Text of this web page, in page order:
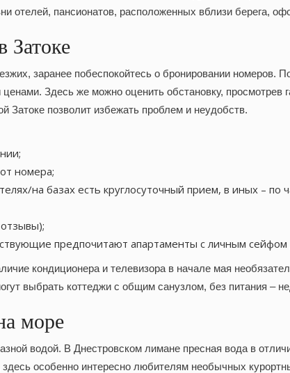
отелей, пансионатов, расположенных вблизи берега,
Затоке
заранее побеспокойтесь о бронировании номеров.
Здесь же можно оценить обстановку, просмотрев
Затоке позволит избежать проблем и неудобств.
номера;
на базах есть круглосуточный прием, в иных – по
предпочитают апартаменты с личным
кондиционера и телевизора в начале мая
выбрать коттеджи с общим санузлом, без питания –
море
водой. В Днестровском лимане пресная вода в
особенно интересно любителям необычных